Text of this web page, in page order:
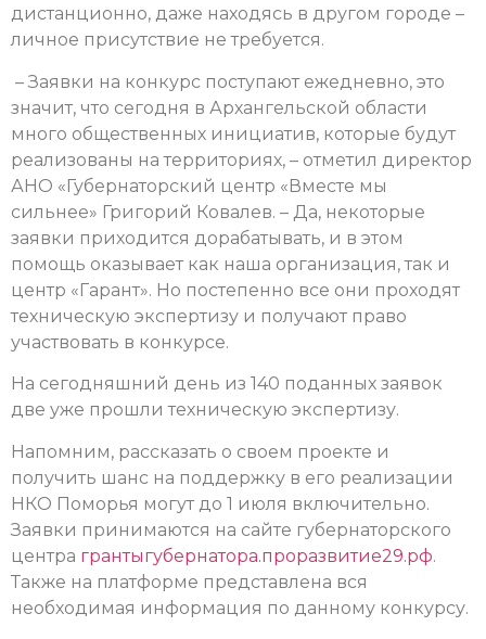
дистанционно, даже находясь в другом городе –
личное присутствие не требуется.
– Заявки на конкурс поступают ежедневно, это
значит, что сегодня в Архангельской области
много общественных инициатив, которые будут
реализованы на территориях, – отметил директор
АНО «Губернаторский центр «Вместе мы
сильнее» Григорий Ковалев. – Да, некоторые
заявки приходится дорабатывать, и в этом
помощь оказывает как наша организация, так и
центр «Гарант». Но постепенно все они проходят
техническую экспертизу и получают право
участвовать в конкурсе.
На сегодняшний день из 140 поданных заявок
две уже прошли техническую экспертизу.
Напомним, рассказать о своем проекте и
получить шанс на поддержку в его реализации
НКО Поморья могут до 1 июля включительно.
Заявки принимаются на сайте губернаторского
центра грантыгубернатора.проразвитие29.рф.
Также на платформе представлена вся
необходимая информация по данному конкурсу.